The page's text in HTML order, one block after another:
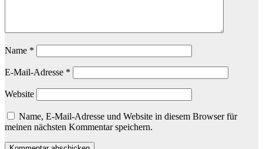
Name *
E-Mail-Adresse *
Website
Name, E-Mail-Adresse und Website in diesem Browser für
meinen nächsten Kommentar speichern.